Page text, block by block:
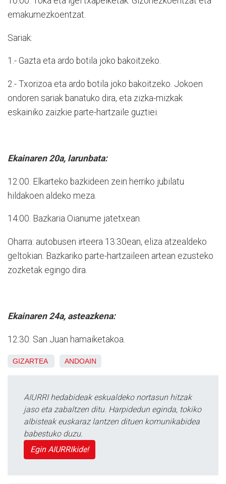
emakumezkoentzat.
Sariak:
1.- Gazta eta ardo botila joko bakoitzeko.
2.- Txorizoa eta ardo botila joko bakoitzeko. Jokoen
ondoren sariak banatuko dira, eta zizka-mizkak
eskainiko zaizkie parte-hartzaile guztiei.
Ekainaren 20a, larunbata:
12:00. Elkarteko bazkideen zein herriko jubilatu
hildakoen aldeko meza.
14:00. Bazkaria Oianume jatetxean.
Oharra: autobusen irteera 13:30ean, eliza atzealdeko
geltokian. Bazkariko parte-hartzaileen artean ezusteko
zozketak egingo dira.
Ekainaren 24a, asteazkena:
12:30. San Juan hamaiketakoa.
GIZARTEA ANDOAIN
AIURRI hedabideak eskualdeko nortasun hitzak
jaso eta zabaltzen ditu. Harpidedun eginda, tokiko
albisteak euskaraz lantzen dituen komunikabidea
babestuko duzu.
Egin AIURRIkide!